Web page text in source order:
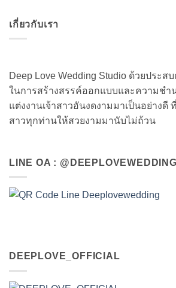
เกี่ยวกับเรา
Deep Love Wedding Studio ด้วยประส
ในการสร้างสรรค์ออกแบบและความชำ
แต่งงานเจ้าสาวอันงดงามมาเป็นอย่างดี
สาวทุกท่านให้สวยงามมานับไม่ถ้วน
LINE OA : @DEEPLOVEWEDDING
DEEPLOVE_OFFICIAL